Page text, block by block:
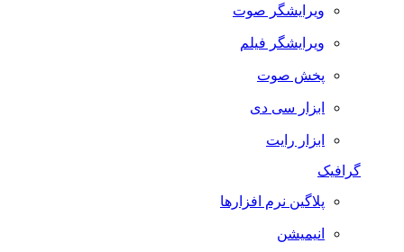
ویرایشگر صوت
ویرایشگر فیلم
پخش صوت
ابزار سی دی
ابزار رایت
گرافیک
پلاگین نرم افزارها
انیمیشن